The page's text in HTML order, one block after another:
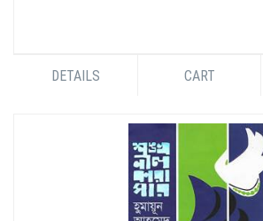
DETAILS CART